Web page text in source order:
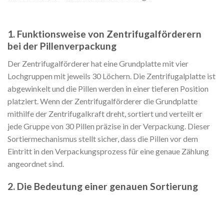
1. Funktionsweise von Zentrifugalförderern
bei der Pillenverpackung
Der Zentrifugalförderer hat eine Grundplatte mit vier
Lochgruppen mit jeweils 30 Löchern. Die Zentrifugalplatte ist
abgewinkelt und die Pillen werden in einer tieferen Position
platziert. Wenn der Zentrifugalförderer die Grundplatte
mithilfe der Zentrifugalkraft dreht, sortiert und verteilt er
jede Gruppe von 30 Pillen präzise in der Verpackung. Dieser
Sortiermechanismus stellt sicher, dass die Pillen vor dem
Eintritt in den Verpackungsprozess für eine genaue Zählung
angeordnet sind.
2. Die Bedeutung einer genauen Sortierung